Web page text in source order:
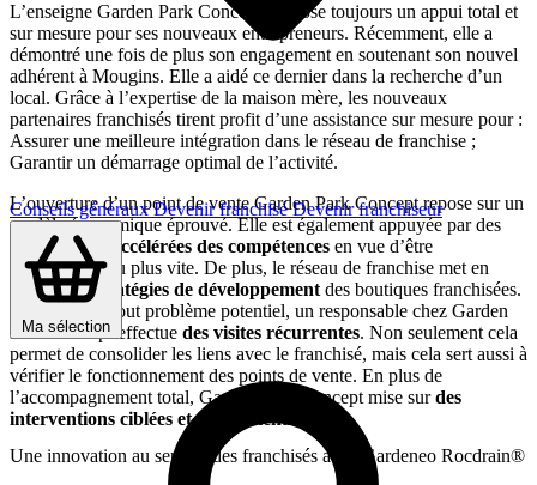
Conseils générauxDevenir franchiséDevenir franchiseur
Ma sélection
L’enseigne Garden Park Concept propose toujours un appui total et
sur mesure pour ses nouveaux entrepreneurs. Récemment, elle a
démontré une fois de plus son engagement en soutenant son nouvel
adhérent à Mougins. Elle a aidé ce dernier dans la recherche d’un
local. Grâce à l’expertise de la maison mère, les nouveaux
partenaires franchisés tirent profit d’une assistance sur mesure pour :
Assurer une meilleure intégration dans le réseau de franchise ;
Garantir un démarrage optimal de l’activité.
L’ouverture d’un point de vente Garden Park Concept repose sur un
modèle économique éprouvé. Elle est également appuyée par des
mises à jour accélérées des compétences en vue d’être
opérationnel au plus vite. De plus, le réseau de franchise met en
œuvredes stratégies de développement des boutiques franchisées.
Afin d’éviter tout problème potentiel, un responsable chez Garden
Park Concept effectue des visites récurrentes. Non seulement cela
permet de consolider les liens avec le franchisé, mais cela sert aussi à
vérifier le fonctionnement des points de vente. En plus de
l’accompagnement total, Garden Park Concept mise surdes
interventions ciblées et des partenariats
Une innovation au service des franchisés avec Gardeneo Rocdrain®